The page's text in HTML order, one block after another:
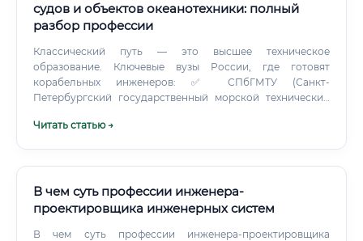
судов и объектов океанотехники: полный
разбор профессии
Классический путь — это высшее техническое
образование. Ключевые вузы России, где готовят
корабельных инженеров: ✅ СПбГМТУ (Санкт-
Петербургский государственный морской технический
отрасли ✅ ГУМРФ им. адмирала Макарова (Санкт-
Читать статью →
В чем суть профессии инженера-
проектировщика инженерных систем
В чем суть профессии инженера-проектировщика